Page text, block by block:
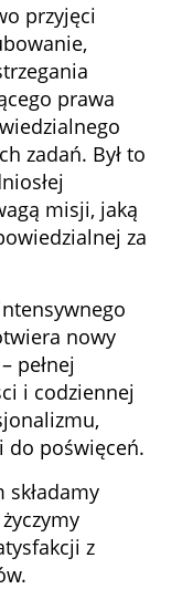
przyjęci
prawa
zadań. Był to
misji, jaką
za
nowy
pełnej
i codziennej
do poświęceń.
z